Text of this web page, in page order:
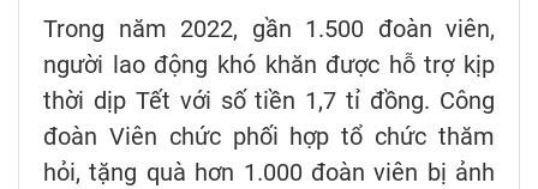
Trong năm 2022, gần 1.500 đoàn viên,
người lao động khó khăn được hỗ trợ kịp
thời dịp Tết với số tiền 1,7 tỉ đồng. Công
đoàn Viên chức phối hợp tổ chức thăm
hỏi, tặng quà hơn 1.000 đoàn viên bị ảnh